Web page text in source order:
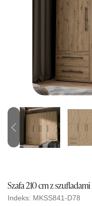
Previous
Szafa 210 cm z
Indeks: MKSS841-D78